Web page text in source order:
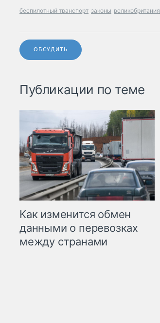
беспилотный транспорт законы великобритания
ОБСУДИТЬ
Публикации по теме
Как изменится обмен
данными о перевозках
между странами